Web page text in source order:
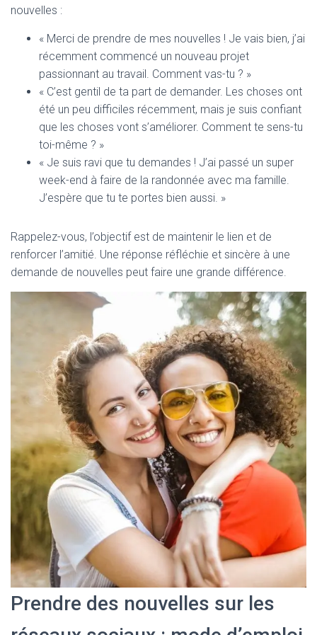
nouvelles :
« Merci de prendre de mes nouvelles ! Je vais bien, j’ai
récemment commencé un nouveau projet
passionnant au travail. Comment vas-tu ? »
« C’est gentil de ta part de demander. Les choses ont
été un peu difficiles récemment, mais je suis confiant
que les choses vont s’améliorer. Comment te sens-tu
toi-même ? »
« Je suis ravi que tu demandes ! J’ai passé un super
week-end à faire de la randonnée avec ma famille.
J’espère que tu te portes bien aussi. »
Rappelez-vous, l’objectif est de maintenir le lien et de
renforcer l’amitié. Une réponse réfléchie et sincère à une
demande de nouvelles peut faire une grande différence.
Prendre des nouvelles sur les